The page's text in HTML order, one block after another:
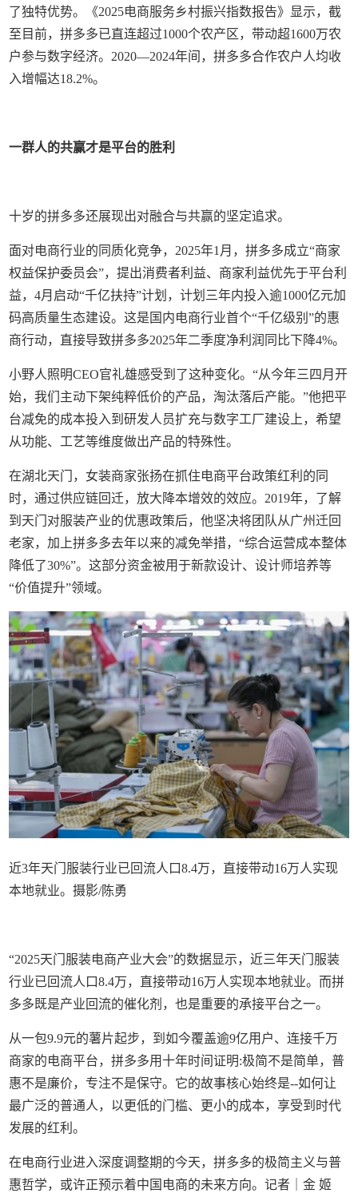
了独特优势。《2025电商服务乡村振兴指数报告》显示，截
至目前，拼多多已直连超过1000个农产区，带动超1600万农
户参与数字经济。2020—2024年间，拼多多合作农户人均收
入增幅达18.2%。
一群人的共赢才是平台的胜利
十岁的拼多多还展现出对融合与共赢的坚定追求。
面对电商行业的同质化竞争，2025年1月，拼多多成立“商家
权益保护委员会”，提出消费者利益、商家利益优先于平台利
益，4月启动“千亿扶持”计划，计划三年内投入逾1000亿元加
码高质量生态建设。这是国内电商行业首个“千亿级别”的惠
商行动，直接导致拼多多2025年二季度净利润同比下降4%。
小野人照明CEO官礼雄感受到了这种变化。“从今年三四月开
始，我们主动下架纯粹低价的产品，淘汰落后产能。”他把平
台减免的成本投入到研发人员扩充与数字工厂建设上，希望
从功能、工艺等维度做出产品的特殊性。
在湖北天门，女装商家张扬在抓住电商平台政策红利的同
时，通过供应链回迁，放大降本增效的效应。2019年，了解
到天门对服装产业的优惠政策后，他坚决将团队从广州迁回
老家，加上拼多多去年以来的减免举措，“综合运营成本整体
降低了30%”。这部分资金被用于新款设计、设计师培养等
“价值提升”领域。
近3年天门服装行业已回流人口8.4万，直接带动16万人实现
本地就业。摄影/陈勇
“2025天门服装电商产业大会”的数据显示，近三年天门服装
行业已回流人口8.4万，直接带动16万人实现本地就业。而拼
多多既是产业回流的催化剂，也是重要的承接平台之一。
从一包9.9元的薯片起步，到如今覆盖逾9亿用户、连接千万
商家的电商平台，拼多多用十年时间证明:极简不是简单，普
惠不是廉价，专注不是保守。它的故事核心始终是--如何让
最广泛的普通人，以更低的门槛、更小的成本，享受到时代
发展的红利。
在电商行业进入深度调整期的今天，拼多多的极简主义与普
惠哲学，或许正预示着中国电商的未来方向。记者｜金 姬